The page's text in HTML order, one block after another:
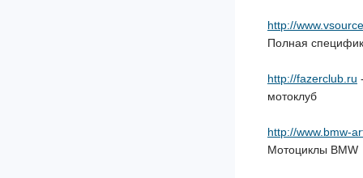
http://
Полная
http://fazerclub.ru
мотоклуб
http://www.bmw-
Мотоциклы BMW